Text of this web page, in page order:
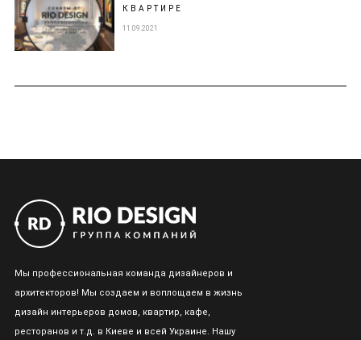
КВАРТИРЕ
11.09.2021
Мы профессиональная команда дизайнеров и
архитекторов! Мы создаем и воплощаем в жизнь
дизайн интерьеров домов, квартир, кафе,
ресторанов и т.д. в Киеве и всей Украине. Нашу